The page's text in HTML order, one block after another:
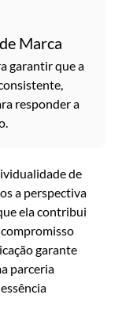
Marca
garantir que a
responder a
de
a perspectiva
ela contribui
garante
parceria